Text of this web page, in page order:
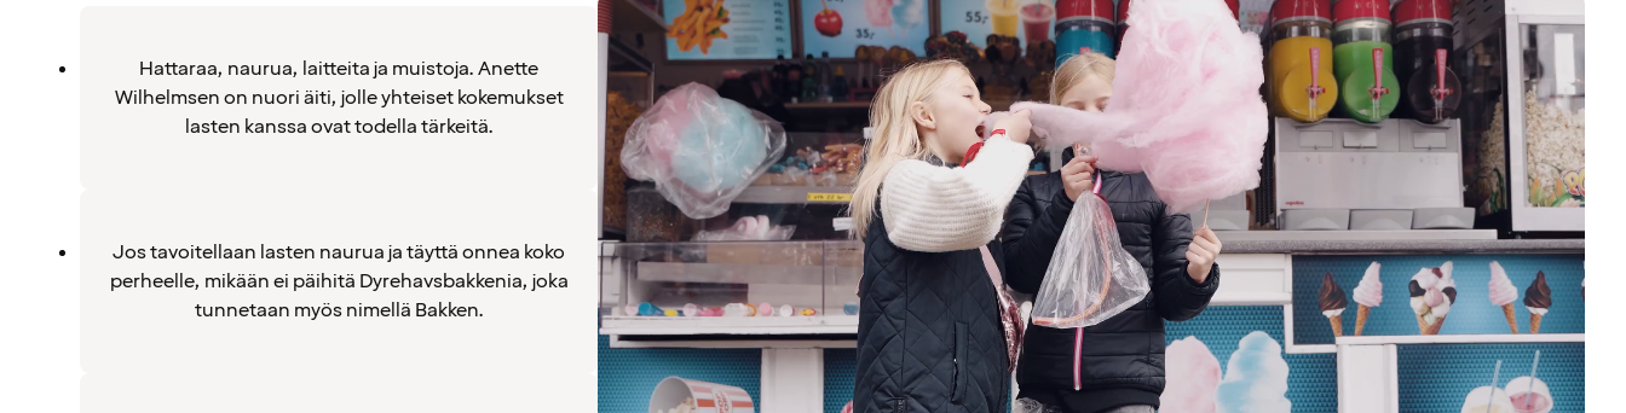
Hattaraa, naurua, laitteita ja muistoja. Anette
Wilhelmsen on nuori äiti, jolle yhteiset kokemukset
lasten kanssa ovat todella tärkeitä.
Jos tavoitellaan lasten naurua ja täyttä onnea koko
perheelle, mikään ei päihitä Dyrehavsbakkenia, joka
tunnetaan myös nimellä Bakken.